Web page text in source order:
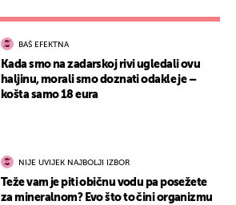
BAŠ EFEKTNA
Kada smo na zadarskoj rivi ugledali ovu
haljinu, morali smo doznati odakle je –
košta samo 18 eura
NIJE UVIJEK NAJBOLJI IZBOR
Teže vam je piti običnu vodu pa posežete
za mineralnom? Evo što to čini organizmu